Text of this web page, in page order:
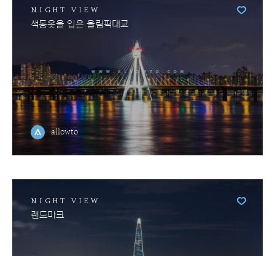
NIGHT VIEW
색동옷을 입은 올림픽대교
allowto
NIGHT VIEW
랜드마크